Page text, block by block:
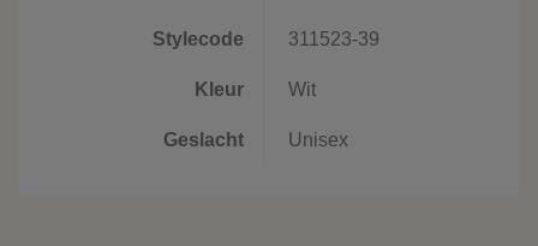
Stylecode 311523-39
Kleur Wit
Geslacht Unisex